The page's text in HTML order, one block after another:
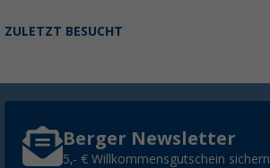
ZULETZT BESUCHT
Berger Newsletter
5,- € Willkommensgutschein sichern